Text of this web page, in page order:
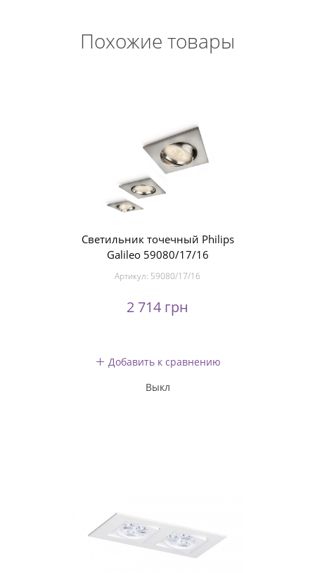
Похожие товары
Светильник точечный Philips
Galileo 59080/17/16
Артикул: 59080/17/16
2 714 грн
Добавить к сравнению
Выкл